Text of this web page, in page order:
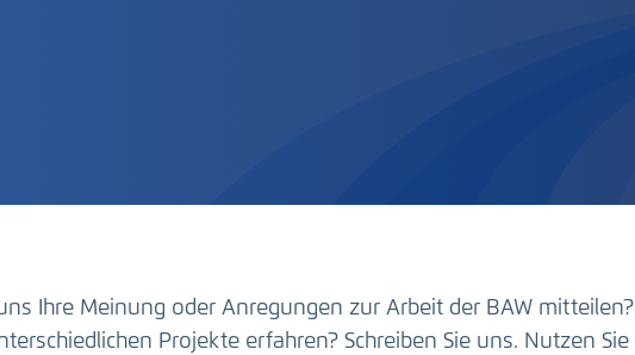
Ihre Meinung oder Anregungen zur Arbeit der BAW mitteilen?
Projekte erfahren? Schreiben Sie uns. Nutzen Sie